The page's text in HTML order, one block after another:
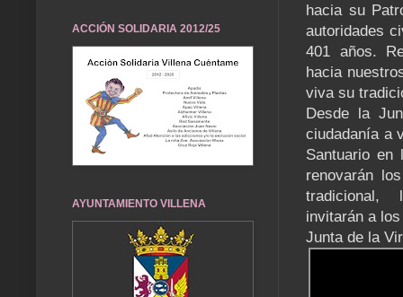
hacia su
autoridades
401 años.
hacia
viva su
Desde la
ciudadanía a
Santuario en
renovarán
tradicional,
invitarán a
Junta de la
ACCIÓN SOLIDARIA 2012/25
AYUNTAMIENTO VILLENA